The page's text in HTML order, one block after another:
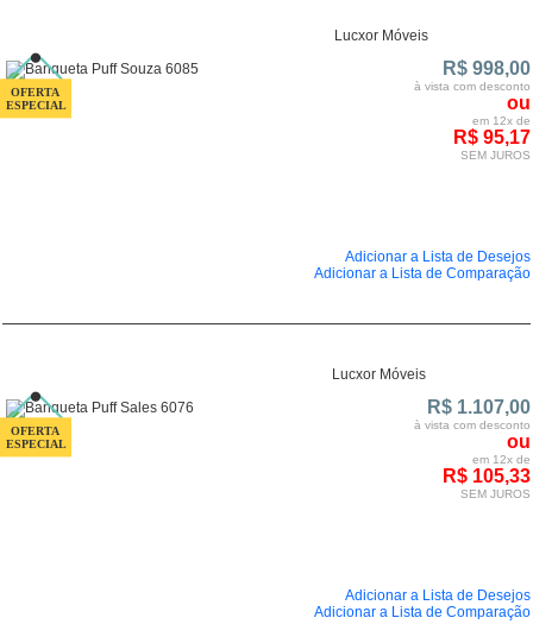
Lucxor Móveis
R$ 998,00
à vista com desconto
ou
em 12x de
R$ 95,17
SEM JUROS
Adicionar a Lista de Desejos
Adicionar a Lista de Comparação
Lucxor Móveis
R$ 1.107,00
à vista com desconto
ou
em 12x de
R$ 105,33
SEM JUROS
Adicionar a Lista de Desejos
Adicionar a Lista de Comparação